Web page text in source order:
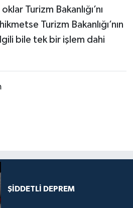
Turizm Bakanlığı’nı
Turizm Bakanlığı’nın
bile tek bir işlem dahi
ŞİDDETLİ DEPREM